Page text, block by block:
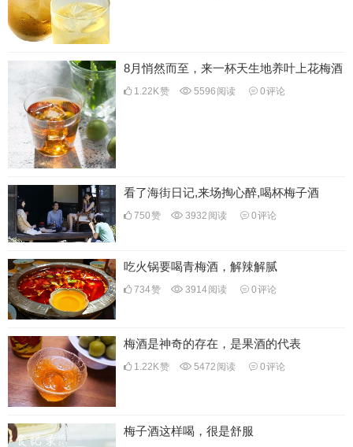
8月悄然而至，来一杯天生地养叶上花梅酒
1.22K赞 5596 阅读 0评论
看了海街日记,来场掏心醉,喝杯梅子酒
750赞 3932 阅读 0评论
吃火锅要喝青梅酒，解辣解腻
734赞 3914阅读 0评论
梅酒是神奇的存在，是果酒的代表
1.22K赞 5472 阅读 0评论
梅子酒这样喝，很是舒服